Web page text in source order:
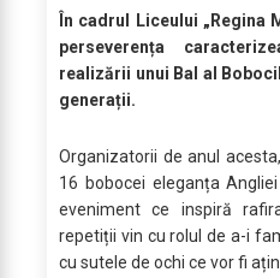
În cadrul Liceului „Regina
perseverența
realizării unui Bal al
generații.
Organizatorii de anul
16 bobocei eleganța
eveniment ce inspiră
repetiții vin cu rolul de a-i
cu sutele de ochi ce vor fi